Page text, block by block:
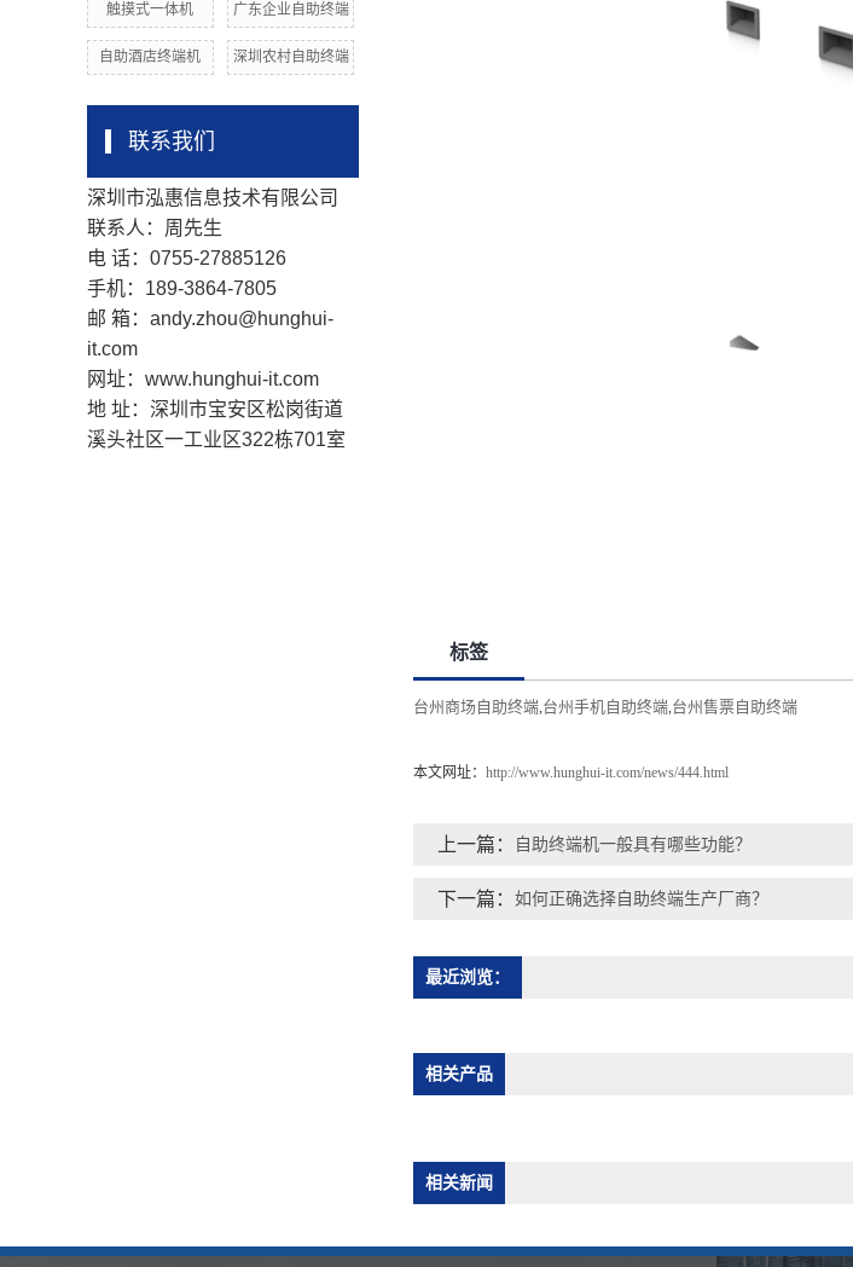
触摸式一体机 广东企业自助终端
自助酒店终端机 深圳农村自助终端
联系我们
深圳市泓惠信息技术有限公司
联系人：周先生
电 话：0755-27885126
手机：189-3864-7805
邮 箱：andy.zhou@hunghui-
it.com
网址：www.hunghui-it.com
地 址： 深圳市宝安区松岗街道
溪头社区一工业区322栋701室
标签
台州商场自助终端,台州手机自助终端,台州售票自助终端
本文网址： http://www.hunghui-it.com/news/444.html
上一篇： 自助终端机一般具有哪些功能？
下一篇： 如何正确选择自助终端生产厂商？
最近浏览：
相关产品
相关新闻